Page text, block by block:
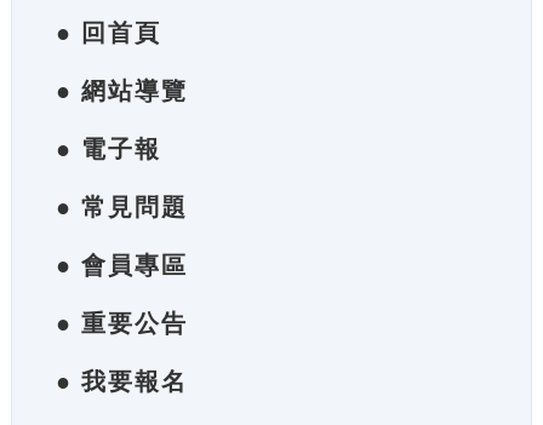
● 回首頁
● 網站導覽
● 電子報
● 常見問題
● 會員專區
● 重要公告
● 我要報名